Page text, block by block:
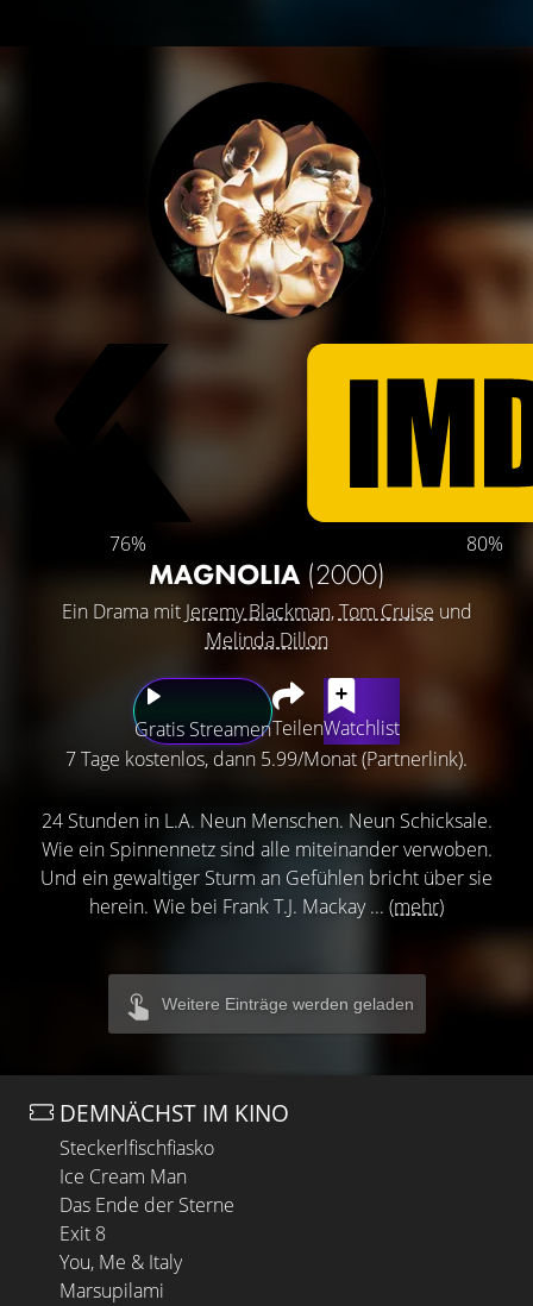
76% 80%
MAGNOLIA (2000)
Ein Drama mit Jeremy Blackman,Tom Cruise und
Melinda Dillon
Gratis StreamenTeilenWatchlist
7 Tage kostenlos, dann 5.99/Monat (Partnerlink).
24 Stunden in L.A. Neun Menschen. Neun Schicksale.
Wie ein Spinnennetz sind alle miteinander verwoben.
Und ein gewaltiger Sturm an Gefühlen bricht über sie
herein. Wie bei Frank T.J. Mackay ... (mehr)
Weitere Einträge werden geladen
DEMNÄCHST IM KINO
Steckerlfischfiasko
Ice Cream Man
Das Ende der Sterne
Exit 8
You, Me & Italy
Marsupilami